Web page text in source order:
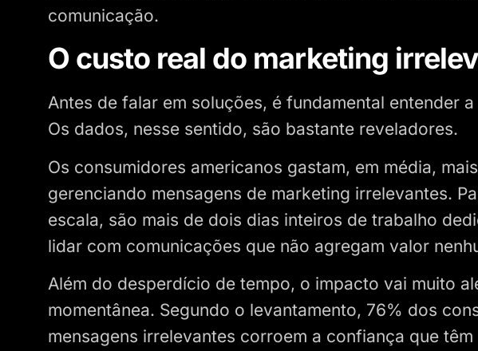
comunicação.
O custo real do marketing
Antes de falar em soluções, é fundamental entender
Os dados, nesse sentido, são bastante reveladores.
Os consumidores americanos gastam, em média,
gerenciando mensagens de marketing irrelevantes.
escala, são mais de dois dias inteiros de trabalho
lidar com comunicações que não agregam valor
Além do desperdício de tempo, o impacto vai muito
momentânea. Segundo o levantamento, 76% dos
mensagens irrelevantes corroem a confiança que